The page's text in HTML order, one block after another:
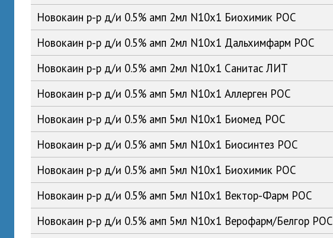
Новокаин р-р д/и 0.5% амп 2мл N10x1 Биохимик РОС
Новокаин р-р д/и 0.5% амп 2мл N10x1 Дальхимфарм РОС
Новокаин р-р д/и 0.5% амп 2мл N10x1 Санитас ЛИТ
Новокаин р-р д/и 0.5% амп 5мл N10x1 Аллерген РОС
Новокаин р-р д/и 0.5% амп 5мл N10x1 Биомед РОС
Новокаин р-р д/и 0.5% амп 5мл N10x1 Биосинтез РОС
Новокаин р-р д/и 0.5% амп 5мл N10x1 Биохимик РОС
Новокаин р-р д/и 0.5% амп 5мл N10x1 Вектор-Фарм РОС
Новокаин р-р д/и 0.5% амп 5мл N10x1 Верофарм/Белгор РОС